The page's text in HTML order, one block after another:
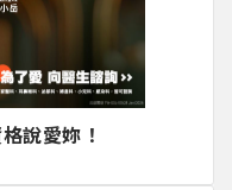
說愛妳！